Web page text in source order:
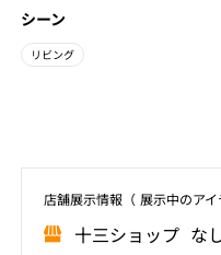
シーン
リビング
店舗展⽰情報（ 展⽰中のア
⼗三ショップ な